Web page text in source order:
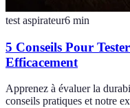
test aspirateur6 min
5 Conseils Pour
Efficacement
Apprenez à évaluer la
conseils pratiques et notre